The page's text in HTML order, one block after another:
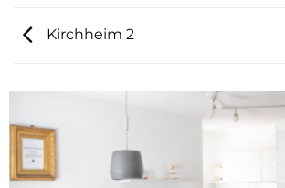
Kirchheim 2